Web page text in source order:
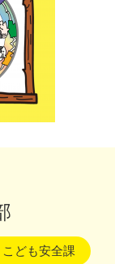
こども安全課